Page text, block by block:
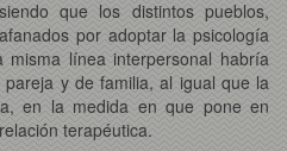
que los distintos pueblos,
por adoptar la psicología
misma línea interpersonal habría
y de familia, al igual que la
en la medida en que pone en
terapéutica.